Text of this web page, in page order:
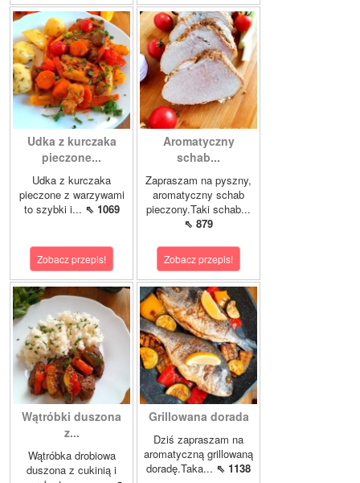
Udka z kurczaka
pieczone...
Udka z kurczaka
pieczone z warzywami
to szybki i... ⇖ 1069
Zobacz przepis!
Aromatyczny
schab...
Zapraszam na pyszny,
aromatyczny schab
pieczony.Taki schab...
⇖ 879
Zobacz przepis!
Wątróbki duszona
z...
Wątróbka drobiowa
duszona z cukinią i
Grillowana dorada
Dziś zapraszam na
aromatyczną grillowaną
doradę.Taka... ⇖ 1138